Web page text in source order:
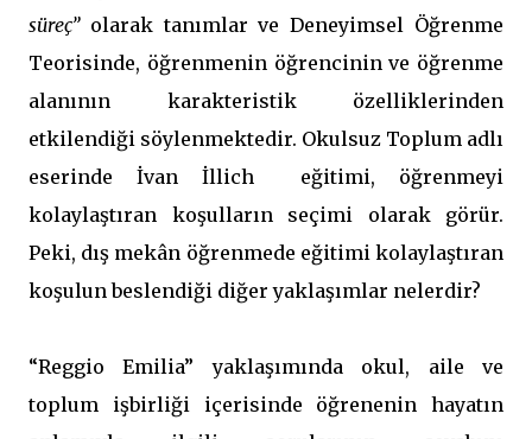
süreç”olarak tanımlar ve Deneyimsel Öğrenme
Teorisinde, öğrenmenin öğrencinin ve öğrenme
alanının karakteristik özelliklerinden
etkilendiği söylenmektedir. Okulsuz Toplum adlı
eserinde İvan İllich eğitimi, öğrenmeyi
kolaylaştıran koşulların seçimi olarak görür.
Peki, dış mekân öğrenmede eğitimi kolaylaştıran
koşulun beslendiği diğer yaklaşımlar nelerdir?
“Reggio Emilia” yaklaşımında okul, aile ve
toplum işbirliği içerisinde öğrenenin hayatın